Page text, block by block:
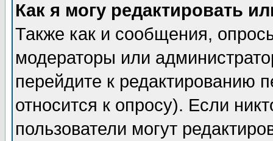
Как я могу редактировать
Также как и сообщения,
модераторы или
перейдите к редактированию
относится к опросу). Если
пользователи могут